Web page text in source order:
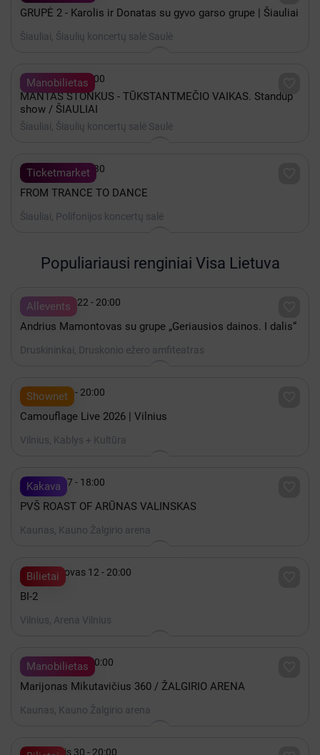
GRUPĖ 2 - Karolis ir Donatas su gyvo garso grupe | Šiauliai
Šiauliai, Šiaulių koncertų salė Saulė
Manobilietas
 Spalis 30 - 18:00
MANTAS STONKUS - TŪKSTANTMEČIO VAIKAS. Standup
show / ŠIAULIAI
Šiauliai, Šiaulių koncertų salė Saulė
Ticketmarket
 Spalis 08 - 18:30
FROM TRANCE TO DANCE
Šiauliai, Polifonijos koncertų salė
Populiariausi renginiai Visa Lietuva
Allevents
 Rugpjūtis 22 - 20:00
Andrius Mamontovas su grupe „Geriausios dainos. I dalis“
Druskininkai, Druskonio ežero amfiteatras
Shownet
 Spalis 15 - 20:00
Camouflage Live 2026 | Vilnius
Vilnius, Kablys + Kultūra
Kakava
 Spalis 17 - 18:00
PVŠ ROAST OF ARŪNAS VALINSKAS
Kaunas, Kauno Žalgirio arena
Bilietai
 2027 Kovas 12 - 20:00
BI-2
Vilnius, Arena Vilnius
Manobilietas
 Gruodis 19 - 20:00
Marijonas Mikutavičius 360 / ŽALGIRIO ARENA
Kaunas, Kauno Žalgirio arena
 Lapkritis 30 - 20:00